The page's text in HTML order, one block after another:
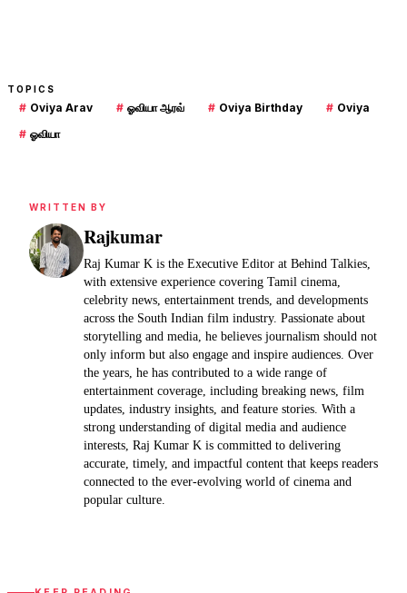
TOPICS
# Oviya Arav # ஓவியா ஆரவ் # Oviya Birthday # Oviya
# ஓவியா
WRITTEN BY
Rajkumar
Raj Kumar K is the Executive Editor at Behind Talkies,
with extensive experience covering Tamil cinema,
celebrity news, entertainment trends, and developments
across the South Indian film industry. Passionate about
storytelling and media, he believes journalism should not
only inform but also engage and inspire audiences. Over
the years, he has contributed to a wide range of
entertainment coverage, including breaking news, film
updates, industry insights, and feature stories. With a
strong understanding of digital media and audience
interests, Raj Kumar K is committed to delivering
accurate, timely, and impactful content that keeps readers
connected to the ever-evolving world of cinema and
popular culture.